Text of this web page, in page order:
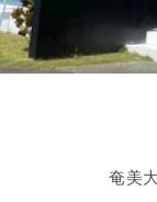
奄美